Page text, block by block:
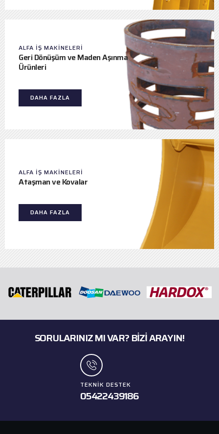
ALFA IŞ MAKINELERI
Geri Dönüşüm ve Maden Aşınma
Ürünleri
DAHA FAZLA
ALFA IŞ MAKINELERI
Ataşman ve Kovalar
DAHA FAZLA
SORULARINIZ MI VAR? BIZI ARAYIN!
TEKNIK DESTEK
05422439186